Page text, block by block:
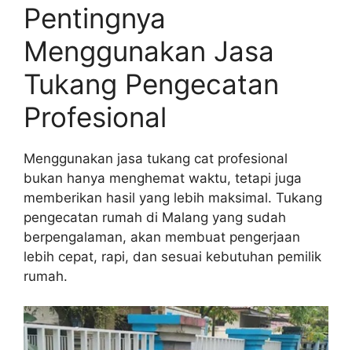
Pentingnya
Menggunakan Jasa
Tukang Pengecatan
Profesional
Menggunakan jasa tukang cat profesional
bukan hanya menghemat waktu, tetapi juga
memberikan hasil yang lebih maksimal. Tukang
pengecatan rumah di Malang yang sudah
berpengalaman, akan membuat pengerjaan
lebih cepat, rapi, dan sesuai kebutuhan pemilik
rumah.